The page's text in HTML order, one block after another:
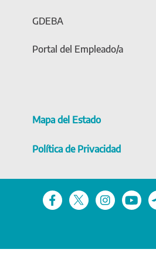
GDEBA
Portal del Empleado/a
Mapa del Estado
Política de Privacidad